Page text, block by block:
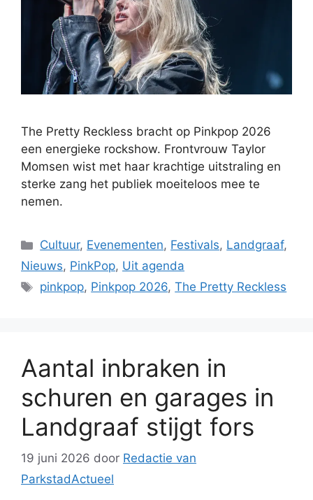
The Pretty Reckless bracht op Pinkpop 2026
een energieke rockshow. Frontvrouw Taylor
Momsen wist met haar krachtige uitstraling en
sterke zang het publiek moeiteloos mee te
nemen.
Categorieën
Cultuur, Evenementen, Festivals, Landgraaf,
Nieuws, PinkPop, Uit agenda
Tags
pinkpop, Pinkpop 2026,The Pretty Reckless
Aantal inbraken in
schuren en garages in
Landgraaf stijgt fors
19 juni 2026 door Redactie van
ParkstadActueel